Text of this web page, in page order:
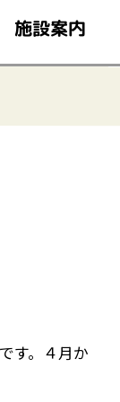
施設案内
す。４月か